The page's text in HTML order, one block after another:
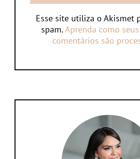
Esse site utiliza o Akismet
spam.Aprenda como
comentários são